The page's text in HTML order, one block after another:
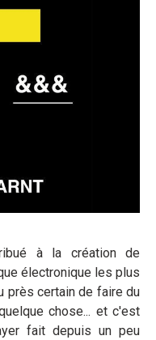
à la création de
électronique les plus
près certain de faire du
chose... et c'est
fait depuis un peu